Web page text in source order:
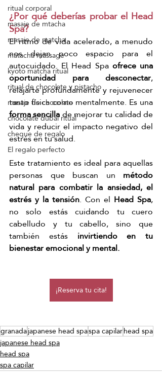
ritual corporal
masaje de mtacha
masaje de matcha
matacha massage
kyoto matcha ritual
ritual de chocolate y pistacho
masaje de chocolate
chocolate dubai ritual
cheque de regalo
El regalo perfecto
¿Por qué deberías probar el Head
Spa?
El ritmo de vida acelerado, a menudo
nos dejan poco espacio para el
autocuidado. El Head Spa ofrece una
oportunidad para desconectar,
relajarte profundamente y rejuvenecer
forma sencilla de mejorar tu calidad de
vida y reducir el impacto negativo del
estrés en tu salud.
Este tratamiento es ideal para aquellas
personas que buscan un método
natural para combatir la ansiedad, el
estrés y la tensión. Con el Head Spa,
no solo estás cuidando tu cuero
cabelludo y tu cabello, sino que
también estás invirtiendo en tu
bienestar emocional y mental.
¡Reserva tu cita!
granadajapanese head spaspa capilarhead spa
japanese head spa
head spa
spa capilar